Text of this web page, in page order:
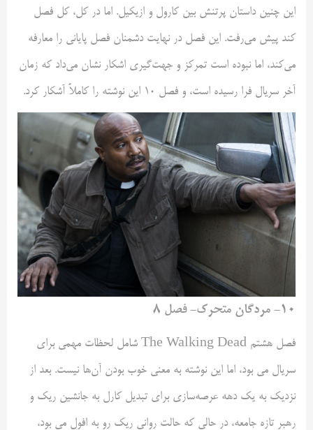
این چنین داستان پرتنش بین کارول و ازیکیل. اما در کل، کل فصل
کند پیش می‌رفت. این فصل در نهایت دشمنان فصل پایانی را معارفه
می‌کند، اما نبوده است تمرکز و جهت‌گیری اشکار نشان می‌داد که زمان
آخر سریال فرا رسیده است، و فصل ۱۰ این نوشته را کاملاً آشکار کرد.
۱۰- مردگان متحرک- فصل ۸
فصل هشتم The Walking Dead شامل لحظات مهمی برای
سریال می بود، اما این نوشته به معنی خوب بودن آن‌ها نیست. بعد از
نزدیک به یک دهه عرصه‌سازی برای تبدیل کارل به جانشین ریک و
رهبر تازه جامعه، در حالی که حالت روانی ریک رو به افول می بود،